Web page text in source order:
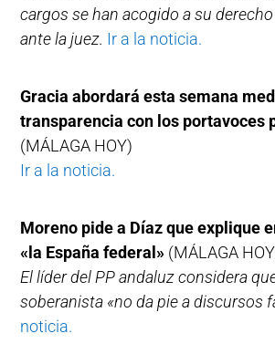
cargos se han acogido a su
ante la juez. Ir a la noticia.
Gracia abordará esta semana
transparencia con los portavoces
(MÁLAGA HOY)
Ir a la noticia.
Moreno pide a Díaz que explique
«la España federal» (MÁLAGA
El líder del PP andaluz considera
soberanista «no da pie a discursos
noticia.